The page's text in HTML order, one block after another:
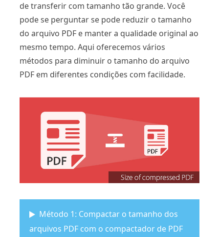
de transferir com tamanho tão grande. Você
pode se perguntar se pode reduzir o tamanho
do arquivo PDF e manter a qualidade original ao
mesmo tempo. Aqui oferecemos vários
métodos para diminuir o tamanho do arquivo
PDF em diferentes condições com facilidade.
Método 1: Compactar o tamanho dos
arquivos PDF com o compactador de PDF